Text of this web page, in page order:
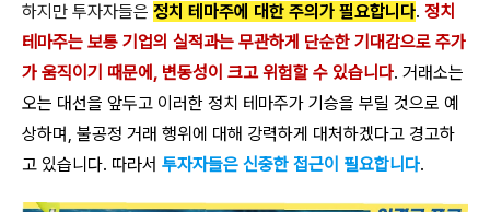
하지만 투자자들은 정치 테마주에 대한 주의가 필요합니다. 정치
테마주는 보통 기업의 실적과는 무관하게 단순한 기대감으로 주가
가 움직이기 때문에, 변동성이 크고 위험할 수 있습니다. 거래소는
오는 대선을 앞두고 이러한 정치 테마주가 기승을 부릴 것으로 예
상하며, 불공정 거래 행위에 대해 강력하게 대처하겠다고 경고하
고 있습니다. 따라서 투자자들은 신중한 접근이 필요합니다.